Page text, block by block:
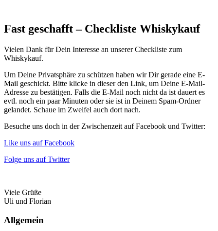
content
Whiskybox
Tasting
zu
Fast geschafft – Checkliste Whiskykauf
Vielen Dank für Dein Interesse an unserer Checkliste zum
Whiskykauf.
Um Deine Privatsphäre zu schützen haben wir Dir gerade eine E-
Mail geschickt. Bitte klicke in dieser den Link, um Deine E-Mail-
Adresse zu bestätigen. Falls die E-Mail noch nicht da ist dauert es
evtl. noch ein paar Minuten oder sie ist in Deinem Spam-Ordner
gelandet. Schaue im Zweifel auch dort nach.
Besuche uns doch in der Zwischenzeit auf Facebook und Twitter:
Like uns auf Facebook
Folge uns auf Twitter
Viele Grüße
Uli und Florian
Allgemein